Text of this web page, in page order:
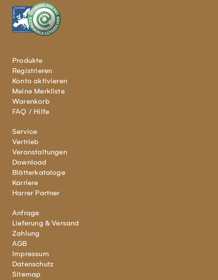
Produkte
Registrieren
Konto aktivieren
Meine Merkliste
Warenkorb
FAQ / Hilfe
Service
Vertrieb
Veranstaltungen
Download
Blätterkataloge
Karriere
Harrer Partner
Anfrage
Lieferung & Versand
Zahlung
AGB
Impressum
Datenschutz
Sitemap